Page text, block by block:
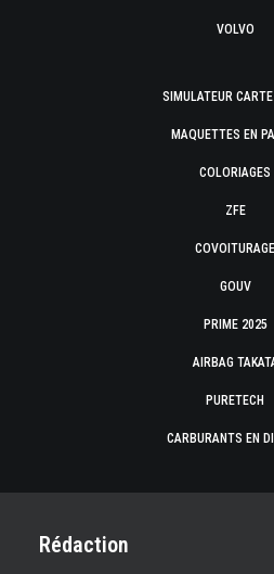
VOLVO
SIMULATEUR
MAQUETTES EN
COLORIAGES
ZFE
COVOITURAGE
GOUV
PRIME 2025
AIRBAG
PURETECH
CARBURANTS EN
Rédaction